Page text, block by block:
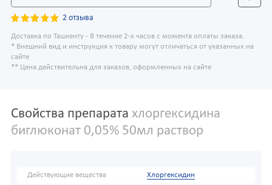
2 отзыва
Доставка по Ташкенту - В течение 2-х часов с момента оплаты заказа.
* Внешний вид и инструкция к товару могут отличаться от указанных на
сайте
** Цена действительна для заказов, оформленных на сайте
Свойства препарата хлоргексидина
биглюконат 0,05% 50мл раствор
Действующие вещества Хлоргексидин